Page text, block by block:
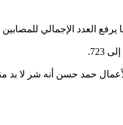
حمد حسن أنه شر لا بد